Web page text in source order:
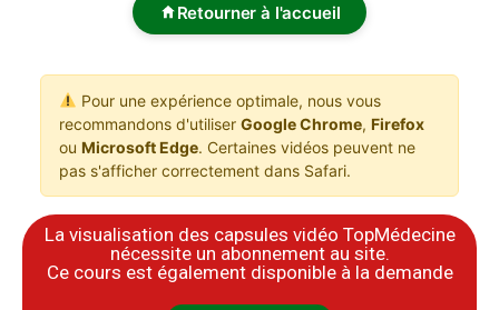
Retourner à l'accueil
Pour une expérience optimale, nous vous
recommandons d'utiliser Google Chrome, Firefox
ou Microsoft Edge. Certaines vidéos peuvent ne
pas s'afficher correctement dans Safari.
La visualisation des capsules vidéo TopMédecine
nécessite un abonnement au site.
​Ce cours est également disponible à la demande